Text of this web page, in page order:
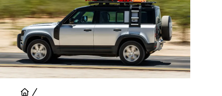
Auto Diensten